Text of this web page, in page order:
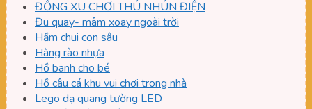
ĐỒNG XU CHƠI THÚ NHÚN ĐIỆN
Đu quay- mâm xoay ngoài trời
Hầm chui con sâu
Hàng rào nhựa
Hồ banh cho bé
Hồ câu cá khu vui chơi trong nhà
Lego dạ quang tường LED